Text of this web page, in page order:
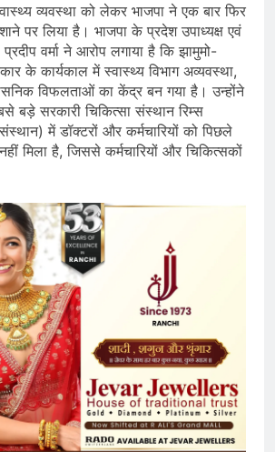
व्यवस्था को लेकर भाजपा ने एक बार फिर
पर लिया है। भाजपा के प्रदेश उपाध्यक्ष एवं
वर्मा ने आरोप लगाया है कि झामुमो-
के कार्यकाल में स्वास्थ्य विभाग अव्यवस्था,
विफलताओं का केंद्र बन गया है। उन्होंने
बड़े सरकारी चिकित्सा संस्थान रिम्स
संस्थान) में डॉक्टरों और कर्मचारियों को पिछले
मिला है, जिससे कर्मचारियों और चिकित्सकों